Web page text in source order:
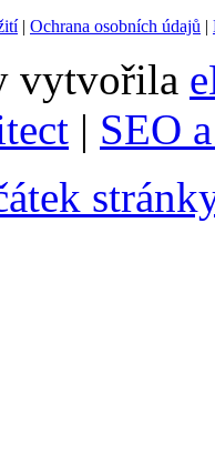
| Ochrana osobních údajů |
vytvořila
| SEO